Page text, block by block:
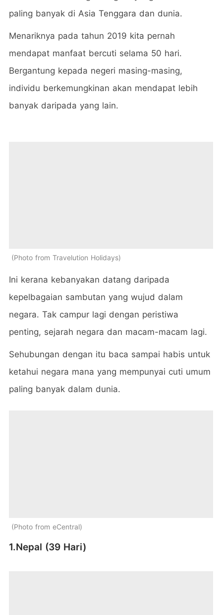
paling banyak di Asia Tenggara dan dunia.
Menariknya pada tahun 2019 kita pernah
mendapat manfaat bercuti selama 50 hari.
Bergantung kepada negeri masing-masing,
individu berkemungkinan akan mendapat lebih
banyak daripada yang lain.
Photo from Travelution Holidays
Ini kerana kebanyakan datang daripada
kepelbagaian sambutan yang wujud dalam
negara. Tak campur lagi dengan peristiwa
penting, sejarah negara dan macam-macam lagi.
Sehubungan dengan itu baca sampai habis untuk
ketahui negara mana yang mempunyai cuti umum
paling banyak dalam dunia.
Photo from eCentral
1.Nepal (39 Hari)